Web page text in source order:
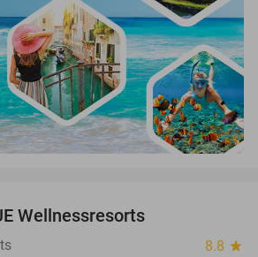
Wellnessresorts
8.8 star